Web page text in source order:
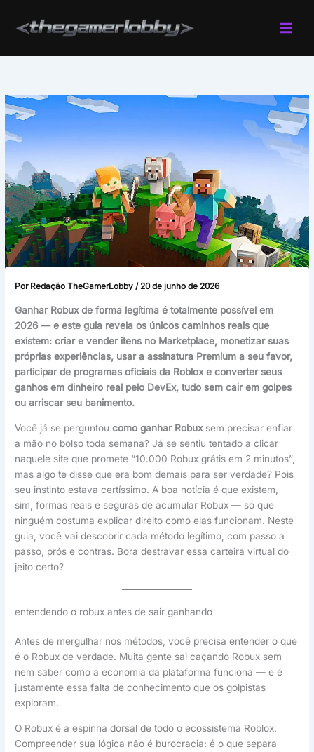
Por Redação TheGamerLobby/20 de junho de 2026
Ganhar Robux de forma legítima é totalmente possível em
2026 — e este guia revela os únicos caminhos reais que
existem: criar e vender itens no Marketplace, monetizar suas
próprias experiências, usar a assinatura Premium a seu favor,
participar de programas oficiais da Roblox e converter seus
ganhos em dinheiro real pelo DevEx, tudo sem cair em golpes
ou arriscar seu banimento.
Você já se perguntoucomo ganhar Robuxsem precisar enfiar
a mão no bolso toda semana? Já se sentiu tentado a clicar
naquele site que promete “10.000 Robux grátis em 2 minutos”,
mas algo te disse que era bom demais para ser verdade? Pois
seu instinto estava certíssimo. A boa notícia é que existem,
sim, formas reais e seguras de acumular Robux — só que
ninguém costuma explicar direito como elas funcionam. Neste
guia, você vai descobrir cada método legítimo, com passo a
passo, prós e contras. Bora destravar essa carteira virtual do
jeito certo?
entendendo o robux antes de sair ganhando
Antes de mergulhar nos métodos, você precisa entender o que
é o Robux de verdade. Muita gente sai caçando Robux sem
nem saber como a economia da plataforma funciona — e é
justamente essa falta de conhecimento que os golpistas
exploram.
O Robux é a espinha dorsal de todo o ecossistema Roblox.
Compreender sua lógica não é burocracia: é o que separa